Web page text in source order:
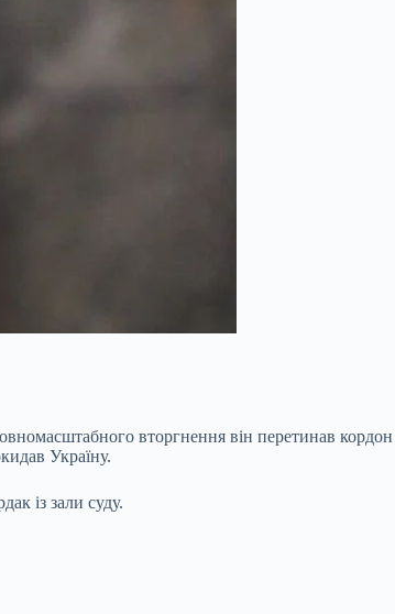
вторгнення він перетинав кордон
Україну.
із зали суду.